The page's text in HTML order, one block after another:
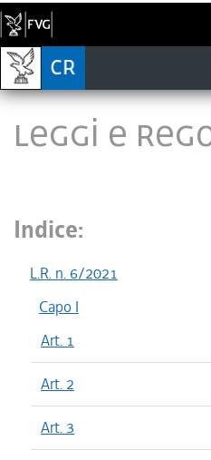
LEGGI E
Indice:
L.R. n. 6/2021
Capo I
Art. 1
Art. 2
Art. 3